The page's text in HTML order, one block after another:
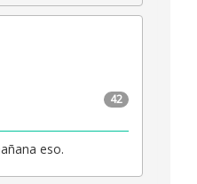
42
eso.